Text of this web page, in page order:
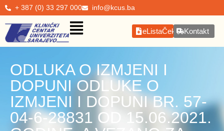
+ 387 (0) 33 297 000 info@kcus.ba
eListaČekanjaKontakt
ODLUKA O IZMJENI I
DOPUNI ODLUKE O
IZMJENI I DOPUNI BR. 57-
04-6-28831 OD 15.06.2021.